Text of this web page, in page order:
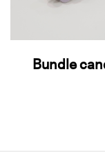
Bundle